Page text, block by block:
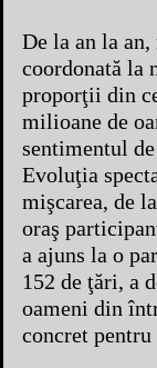
De la an la
coordonată la
proporţii din
milioane de
sentimentul
Evoluţia
mişcarea, de
oraş
a ajuns la o
152 de ţări, a
oameni din
concret